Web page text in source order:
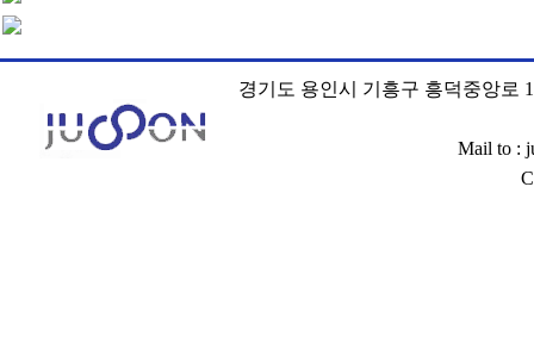
경기도 용인시 기흥구 흥덕중앙로
Mail to :